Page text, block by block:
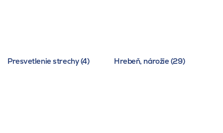
Presvetlenie strechy (4) Hrebeň, nárožie (29)